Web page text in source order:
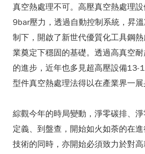
真空熱處理不可。高壓真空熱處理
9bar壓力，透過自動控制系統，昇
制下，開啟了新世代優質化工具鋼
業奠定下穩固的基礎。透過高真空
的進步，近年也多見超高壓設備13-
型件真空熱處理法得以在產業界一展
綜觀今年的時局變動，淨零碳排、
定義、到盤查，開始如火如荼的在
技術的同時，亦開始必須致力於對